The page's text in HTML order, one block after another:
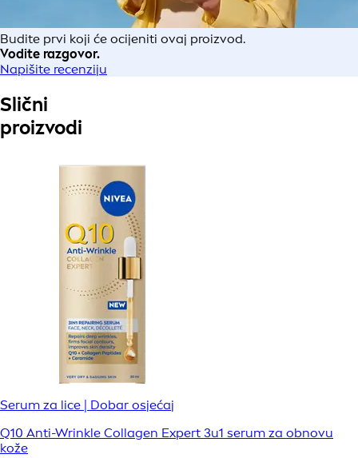
Budite prvi koji će ocijeniti ovaj proizvod.
Vodite razgovor.
Napišite recenziju
Slični
proizvodi
Serum za lice | Dobar osjećaj
Q10 Anti-Wrinkle Collagen Expert 3u1 serum za obnovu
kože